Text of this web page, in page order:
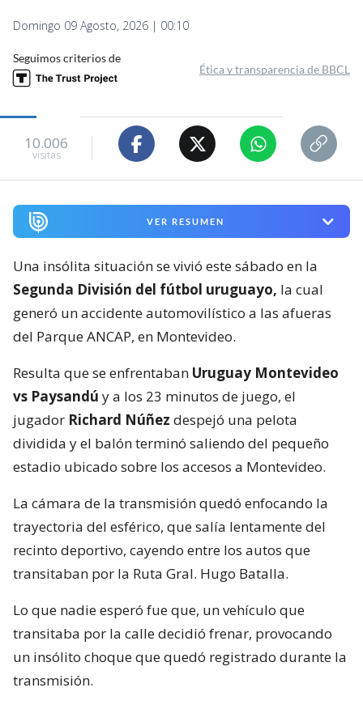
Domingo 09 Agosto, 2026 | 00:10
Seguimos criterios de
Ética y transparencia de BBCL
10.006
visitas
VER RESUMEN
Una insólita situación se vivió este sábado en la
Segunda División del fútbol uruguayo, la cual
generó un accidente automovilístico a las afueras
del Parque ANCAP, en Montevideo.
Resulta que se enfrentaban Uruguay Montevideo
vs Paysandú y a los 23 minutos de juego, el
jugador Richard Núñez despejó una pelota
dividida y el balón terminó saliendo del pequeño
estadio ubicado sobre los accesos a Montevideo.
La cámara de la transmisión quedó enfocando la
trayectoria del esférico, que salía lentamente del
recinto deportivo, cayendo entre los autos que
transitaban por la Ruta Gral. Hugo Batalla.
Lo que nadie esperó fue que, un vehículo que
transitaba por la calle decidió frenar, provocando
un insólito choque que quedó registrado durante la
transmisión.